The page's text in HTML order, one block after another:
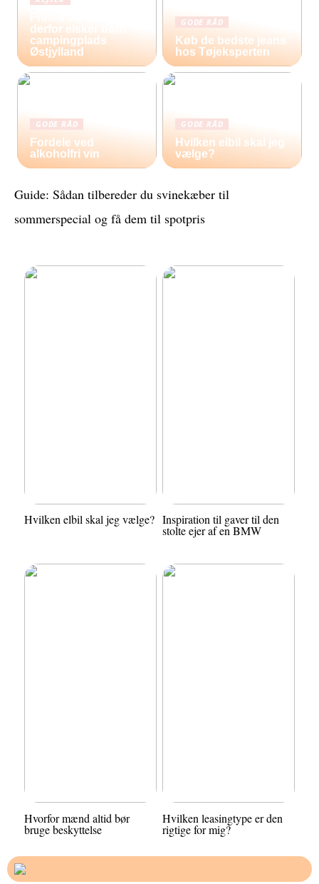
derfor elsker børn
campingplads
Østjylland
GODE RÅD
Køb de bedste jeans
hos Tøjeksperten
GODE RÅD
Fordele ved
alkoholfri vin
GODE RÅD
Hvilken elbil skal jeg
vælge?
Guide: Sådan tilbereder du svinekæber til
sommerspecial og få dem til spotpris
Hvilken elbil skal jeg vælge? Inspiration til gaver til den
stolte ejer af en BMW
Hvorfor mænd altid bør
bruge beskyttelse
Hvilken leasingtype er den
rigtige for mig?